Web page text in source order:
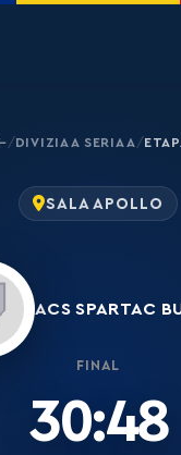
/DIVIZIA A SERIA A /
SALA APOLLO
ACS SPARTAC
FINAL
30:48